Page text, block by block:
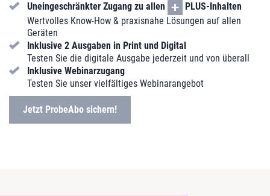
Uneingeschränkter Zugang zu allen
PLUS-Inhalten
Wertvolles Know-How & praxisnahe Lösungen auf allen
Geräten
Inklusive 2 Ausgaben in Print und Digital
Testen Sie die digitale Ausgabe jederzeit und von überall
Inklusive Webinarzugang
Testen Sie unser vielfältiges Webinarangebot
Jetzt ProbeAbo sichern!